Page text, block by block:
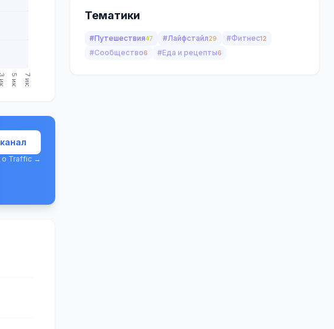
3 июл. 5 июл. 7 июл.
Traffic →
Тематики
#Путешествия47 #Лайфстайл29 #Фитнес12
#Сообщество6 #Еда и рецепты6